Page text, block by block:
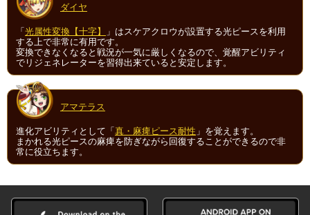
ダイヤ
「 光属性変換【十字】
」はスケアクロウが設置する光ピースを利用
する上で非常に有用です。
変換できなくなると戦況が一気に厳しくなるので、覚醒アビリティ
でリジェネレーターを習得出来ていると安定します。
アマテラス
進化アビリティとして「 真・麻痺ピース耐性 」を覚えます。
まかれる光ピースの麻痺を防ぎながら回復することができるので非
常に役立ちます。